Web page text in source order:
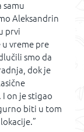
samu
Aleksandrin
prvi
vreme pre
smo da
dok je
I on je stigao
biti u tom